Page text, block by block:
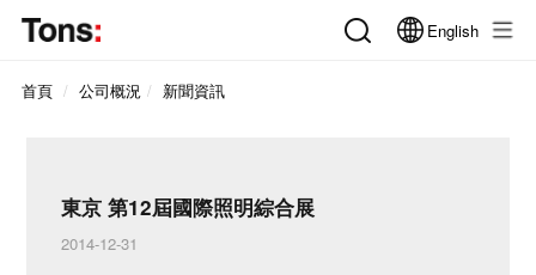
English
首頁 公司概況 新聞資訊
東京 第12屆國際照明綜合展
2014-12-31